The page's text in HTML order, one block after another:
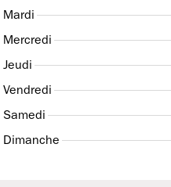
Mardi
Mercredi
Jeudi
Vendredi
Samedi
Dimanche